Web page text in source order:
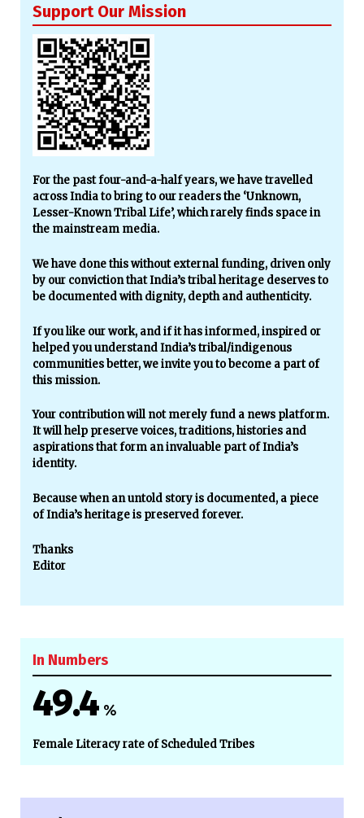
Support Our Mission
For the past four-and-a-half years, we have travelled
across India to bring to our readers the ‘Unknown,
Lesser-Known Tribal Life’, which rarely finds space in
the mainstream media.
We have done this without external funding, driven only
by our conviction that India’s tribal heritage deserves to
be documented with dignity, depth and authenticity.
If you like our work, and if it has informed, inspired or
helped you understand India’s tribal/indigenous
communities better, we invite you to become a part of
this mission.
Your contribution will not merely fund a news platform.
It will help preserve voices, traditions, histories and
aspirations that form an invaluable part of India’s
identity.
Because when an untold story is documented, a piece
of India’s heritage is preserved forever.
Thanks
Editor
In Numbers
49.4 %
Female Literacy rate of Scheduled Tribes